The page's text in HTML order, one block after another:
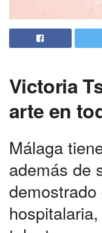
Victoria
arte en
Málaga
además de